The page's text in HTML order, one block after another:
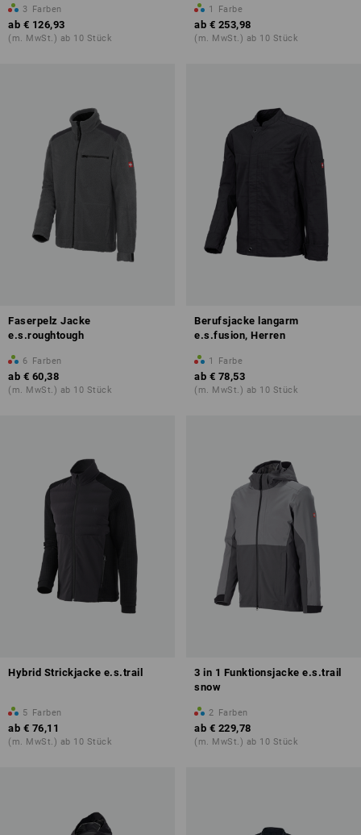
3 Farben
ab € 126,93
(m. MwSt.) ab 10 Stück
1 Farbe
ab € 253,98
(m. MwSt.) ab 10 Stück
Faserpelz Jacke
e.s.roughtough
6 Farben
ab € 60,38
(m. MwSt.) ab 10 Stück
Berufsjacke langarm
e.s.fusion, Herren
1 Farbe
ab € 78,53
(m. MwSt.) ab 10 Stück
Hybrid Strickjacke e.s.trail
5 Farben
ab € 76,11
(m. MwSt.) ab 10 Stück
3 in 1 Funktionsjacke e.s.trail
snow
2 Farben
ab € 229,78
(m. MwSt.) ab 10 Stück